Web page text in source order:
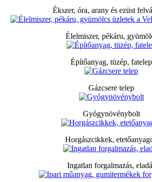
Ékszer, óra, arany és ezüst
Élelmiszer, pékáru,
Építőanyag, tüzép, fatelep
Gázcsere telep
Gyógynövénybolt
Horgászcikkek,
Ingatlan forgalmazás,